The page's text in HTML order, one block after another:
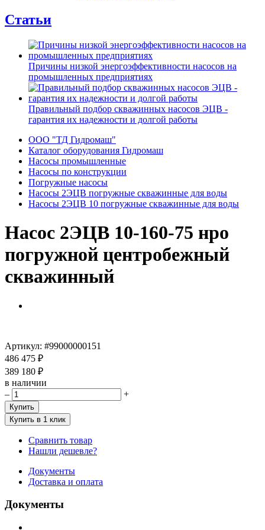
Статьи
Причины низкой энергоэффективности насосов на
промышленных предприятиях
Правильный подбор скважинных насосов ЭЦВ -
гарантия их надежности и долгой работы
ООО "ТД Гидромаш"
Каталог оборудования Гидромаш
Насосы промышленные
Насосы по конструкции
Погружные насосы
Насосы 2ЭЦВ погружные скважинные для воды
Насосы 2ЭЦВ 10 погружные скважинные для воды
Насос 2ЭЦВ 10-160-75 нро
погружной центробежный
скважинный
Артикул: #99000000151
486 475 ₽
389 180 ₽
в наличии
–
+
Купить
Купить в 1 клик
Сравнить товар
Нашли дешевле?
Документы
Доставка и оплата
Документы